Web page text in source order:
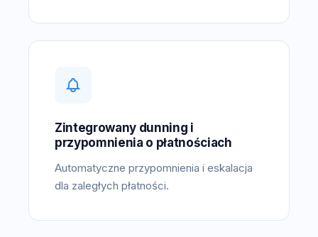
Zintegrowany dunning i
przypomnienia o płatnościach
Automatyczne przypomnienia i eskalacja
dla zaległych płatności.